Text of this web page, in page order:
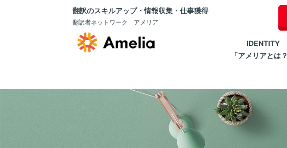
翻訳のスキルアップ・情報収集・仕事獲得
翻訳者ネットワーク アメリア
IDENTITY
「アメリアとは？